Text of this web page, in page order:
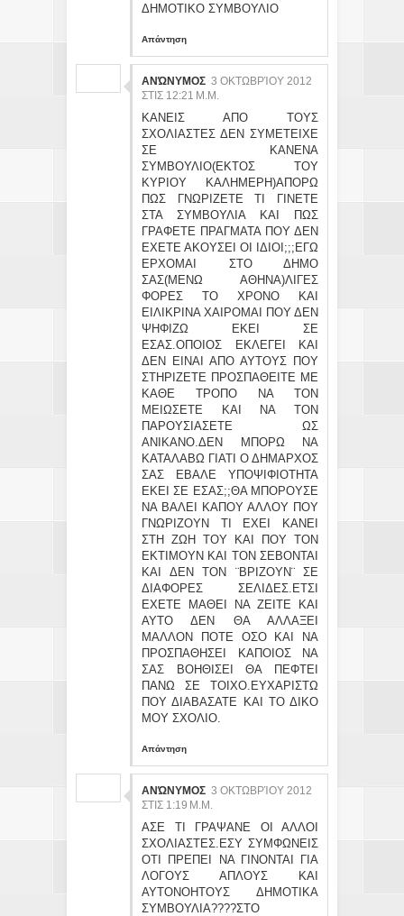
ΔΗΜΟΤΙΚΟ ΣΥΜΒΟΥΛΙΟ
Απάντηση
ΑΝΏΝΥΜΟΣ 3 ΟΚΤΩΒΡΊΟΥ 2012
ΣΤΙΣ 12:21 Μ.Μ.
ΚΑΝΕΙΣ ΑΠΟ ΤΟΥΣ
ΣΧΟΛΙΑΣΤΕΣ ΔΕΝ ΣΥΜΕΤΕΙΧΕ
ΣΕ ΚΑΝΕΝΑ
ΣΥΜΒΟΥΛΙΟ(ΕΚΤΟΣ ΤΟΥ
ΚΥΡΙΟΥ ΚΑΛΗΜΕΡΗ)ΑΠΟΡΩ
ΠΩΣ ΓΝΩΡΙΖΕΤΕ ΤΙ ΓΙΝΕΤΕ
ΣΤΑ ΣΥΜΒΟΥΛΙΑ ΚΑΙ ΠΩΣ
ΓΡΑΦΕΤΕ ΠΡΑΓΜΑΤΑ ΠΟΥ ΔΕΝ
ΕΧΕΤΕ ΑΚΟΥΣΕΙ ΟΙ ΙΔΙΟΙ;;;ΕΓΩ
ΕΡΧΟΜΑΙ ΣΤΟ ΔΗΜΟ
ΣΑΣ(ΜΕΝΩ ΑΘΗΝΑ)ΛΙΓΕΣ
ΦΟΡΕΣ ΤΟ ΧΡΟΝΟ ΚΑΙ
ΕΙΛΙΚΡΙΝΑ ΧΑΙΡΟΜΑΙ ΠΟΥ ΔΕΝ
ΨΗΦΙΖΩ ΕΚΕΙ ΣΕ
ΕΣΑΣ.ΟΠΟΙΟΣ ΕΚΛΕΓΕΙ ΚΑΙ
ΔΕΝ ΕΙΝΑΙ ΑΠΟ ΑΥΤΟΥΣ ΠΟΥ
ΣΤΗΡΙΖΕΤΕ ΠΡΟΣΠΑΘΕΙΤΕ ΜΕ
ΚΑΘΕ ΤΡΟΠΟ ΝΑ ΤΟΝ
ΜΕΙΩΣΕΤΕ ΚΑΙ ΝΑ ΤΟΝ
ΠΑΡΟΥΣΙΑΣΕΤΕ ΩΣ
ΑΝΙΚΑΝΟ.ΔΕΝ ΜΠΟΡΩ ΝΑ
ΚΑΤΑΛΑΒΩ ΓΙΑΤΙ Ο ΔΗΜΑΡΧΟΣ
ΣΑΣ ΕΒΑΛΕ ΥΠΟΨΙΦΙΟΤΗΤΑ
ΕΚΕΙ ΣΕ ΕΣΑΣ;;ΘΑ ΜΠΟΡΟΥΣΕ
ΝΑ ΒΑΛΕΙ ΚΑΠΟΥ ΑΛΛΟΥ ΠΟΥ
ΓΝΩΡΙΖΟΥΝ ΤΙ ΕΧΕΙ ΚΑΝΕΙ
ΣΤΗ ΖΩΗ ΤΟΥ ΚΑΙ ΠΟΥ ΤΟΝ
ΕΚΤΙΜΟΥΝ ΚΑΙ ΤΟΝ ΣΕΒΟΝΤΑΙ
ΚΑΙ ΔΕΝ ΤΟΝ ¨ΒΡΙΖΟΥΝ¨ ΣΕ
ΔΙΑΦΟΡΕΣ ΣΕΛΙΔΕΣ.ΕΤΣΙ
ΕΧΕΤΕ ΜΑΘΕΙ ΝΑ ΖΕΙΤΕ ΚΑΙ
ΑΥΤΟ ΔΕΝ ΘΑ ΑΛΛΑΞΕΙ
ΜΑΛΛΟΝ ΠΟΤΕ ΟΣΟ ΚΑΙ ΝΑ
ΠΡΟΣΠΑΘΗΣΕΙ ΚΑΠΟΙΟΣ ΝΑ
ΣΑΣ ΒΟΗΘΙΣΕΙ ΘΑ ΠΕΦΤΕΙ
ΠΑΝΩ ΣΕ ΤΟΙΧΟ.ΕΥΧΑΡΙΣΤΩ
ΠΟΥ ΔΙΑΒΑΣΑΤΕ ΚΑΙ ΤΟ ΔΙΚΟ
ΜΟΥ ΣΧΟΛΙΟ.
Απάντηση
ΑΝΏΝΥΜΟΣ 3 ΟΚΤΩΒΡΊΟΥ 2012
ΣΤΙΣ 1:19 Μ.Μ.
ΑΣΕ ΤΙ ΓΡΑΨΑΝΕ ΟΙ ΑΛΛΟΙ
ΣΧΟΛΙΑΣΤΕΣ.ΕΣΥ ΣΥΜΦΩΝΕΙΣ
ΟΤΙ ΠΡΕΠΕΙ ΝΑ ΓΙΝΟΝΤΑΙ ΓΙΑ
ΛΟΓΟΥΣ ΑΠΛΟΥΣ KAI
ΑΥΤΟΝΟΗΤΟΥΣ ΔΗΜΟΤΙΚΑ
ΣΥΜΒΟΥΛΙΑ????ΣΤΟ